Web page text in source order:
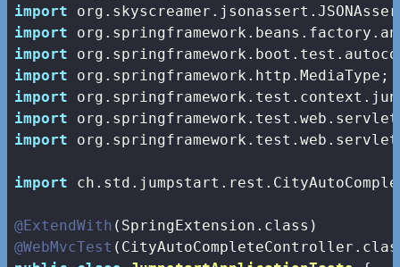
import
import
import
import
import
import
import
import
@ExtendWith
@WebMvcTest